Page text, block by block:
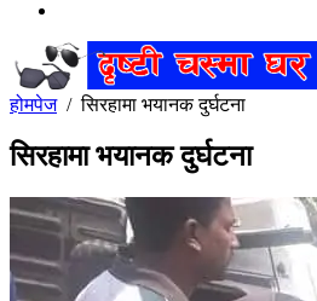
होमपेज/सिरहामा भयानक दुर्घटना
सिरहामा भयानक दुर्घटना